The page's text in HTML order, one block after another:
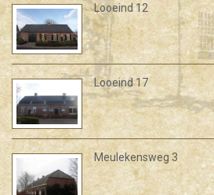
Looeind 12
Looeind 17
Meulekensweg 3